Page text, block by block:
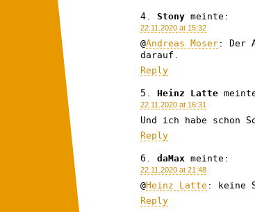
Stony meinte:
22.11.2020 at 15:32
@Andreas Moser : Der
darauf.
Reply
Heinz Latte
22.11.2020 at 16:31
Und ich habe schon
Reply
daMax meinte:
22.11.2020 at 21:48
@Heinz Latte : keine
Reply